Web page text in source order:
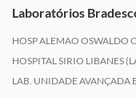
Laboratórios
HOSP ALEMAO OSWALDO
HOSPITAL SIRIO LIBANES
LAB. UNIDADE AVANÇADA